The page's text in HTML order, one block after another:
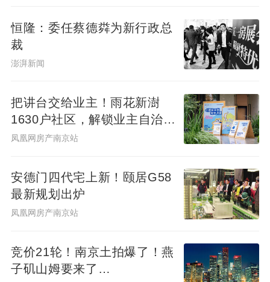
恒隆：委任蔡德粦为新行政总
裁
澎湃新闻
把讲台交给业主！雨花新澍
1630户社区，解锁业主自治社
群新样本
凤凰网房产南京站
安德门四代宅上新！颐居G58
最新规划出炉
凤凰网房产南京站
竞价21轮！南京土拍爆了！燕
子矶山姆要来了…